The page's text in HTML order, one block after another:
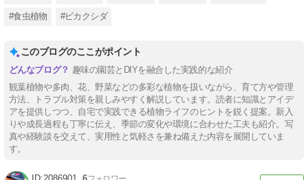
#食虫植物 #ビカクシダ
このブログのここがポイント
趣味の園芸とDIYを融合した実践的な紹介
観葉植物や多肉、花、野菜などの多彩な植物を扱いながら、育て方や管理
方法、トラブル対策を親しみやすく解説しています。読者に知識とアイデ
アを提供しつつ、自宅で実践できる植物ライフのヒントを鋭く提案。新入
りや成長過程も丁寧に伝え、季節の変化や環境に合わせた工夫も紹介。写
真や経験談を交えて、実用性と気軽さを兼ね備えた内容を展開していま
す。